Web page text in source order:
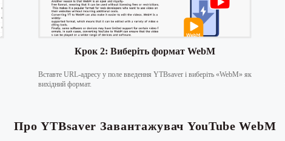
Крок 2: Виберіть формат WebM
Вставте URL-адресу у поле введення YTBsaver і виберіть «WebM» як
вихідний формат.
Про YTBsaver Завантажувач YouTube WebM